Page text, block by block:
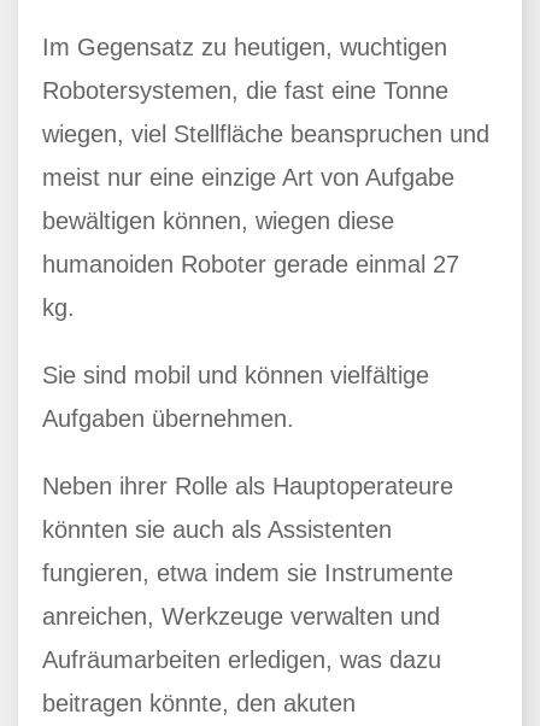
Im Gegensatz zu heutigen, wuchtigen
Robotersystemen, die fast eine Tonne
wiegen, viel Stellfläche beanspruchen und
meist nur eine einzige Art von Aufgabe
bewältigen können, wiegen diese
humanoiden Roboter gerade einmal 27
kg.
Sie sind mobil und können vielfältige
Aufgaben übernehmen.
Neben ihrer Rolle als Hauptoperateure
könnten sie auch als Assistenten
fungieren, etwa indem sie Instrumente
anreichen, Werkzeuge verwalten und
Aufräumarbeiten erledigen, was dazu
beitragen könnte, den akuten